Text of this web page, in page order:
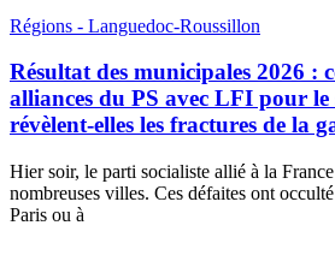
Régions - Languedoc-Roussillon
Résultat des municipales 2026 :
alliances du PS avec LFI pour le
révèlent-elles les fractures de la
Hier soir, le parti socialiste allié à la
nombreuses villes. Ces défaites ont
Paris ou à